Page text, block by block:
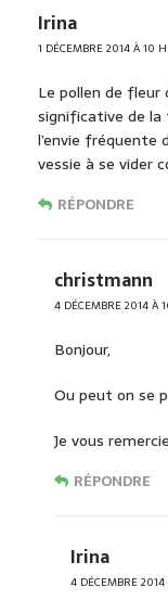
Irina
1 DÉCEMBRE 2014 À 10
Le pollen de fleur
significative de
l’envie fréquente
vessie à se vider
RÉPONDRE
christmann
4 DÉCEMBRE 2014 À
Bonjour,
Ou peut on se
Je vous
RÉPONDRE
Irina
4 DÉCEMBRE